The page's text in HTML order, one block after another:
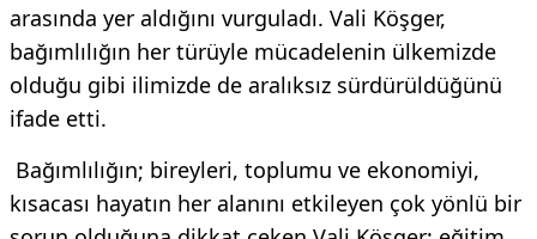
arasında yer aldığını vurguladı. Vali Köşger,
bağımlılığın her türüyle mücadelenin ülkemizde
olduğu gibi ilimizde de aralıksız sürdürüldüğünü
ifade etti.
Bağımlılığın; bireyleri, toplumu ve ekonomiyi,
kısacası hayatın her alanını etkileyen çok yönlü bir